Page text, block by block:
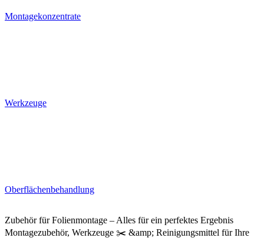
Montagekonzentrate
Werkzeuge
Oberflächenbehandlung
Zubehör für Folienmontage – Alles für ein perfektes Ergebnis
Montagezubehör, Werkzeuge ✂️ &amp; Reinigungsmittel für Ihre